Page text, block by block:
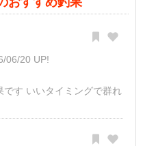
06/20 UP!
です いいタイミングで群れ